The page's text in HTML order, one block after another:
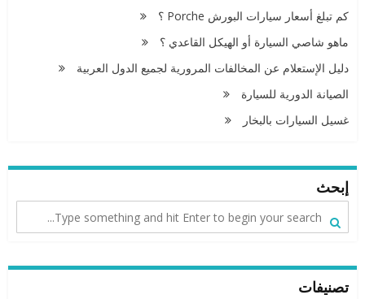
كم تبلغ أسعار سيارات البورش Porche ؟
ماهو شاصي السيارة أو الهيكل القاعدي ؟
دليل الإستعلام عن المخالفات المرورية لجميع الدول العربية
الصيانة الدورية للسيارة
غسيل السيارات بالبخار
إبحث
تصنيفات